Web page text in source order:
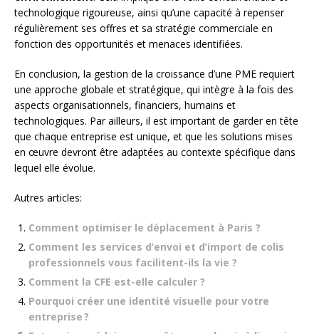
technologique rigoureuse, ainsi qu’une capacité à repenser
régulièrement ses offres et sa stratégie commerciale en
fonction des opportunités et menaces identifiées.
En conclusion, la gestion de la croissance d’une PME requiert
une approche globale et stratégique, qui intègre à la fois des
aspects organisationnels, financiers, humains et
technologiques. Par ailleurs, il est important de garder en tête
que chaque entreprise est unique, et que les solutions mises
en œuvre devront être adaptées au contexte spécifique dans
lequel elle évolue.
Autres articles:
Comment optimiser le déplacement à Paris ?
Comment les services d’envoi et d’import de colis
professionnels vous facilitent-ils la vie ?
Comment la CFE est-elle calculer ?
Pourquoi créer une identité visuelle pour votre
entreprise ?